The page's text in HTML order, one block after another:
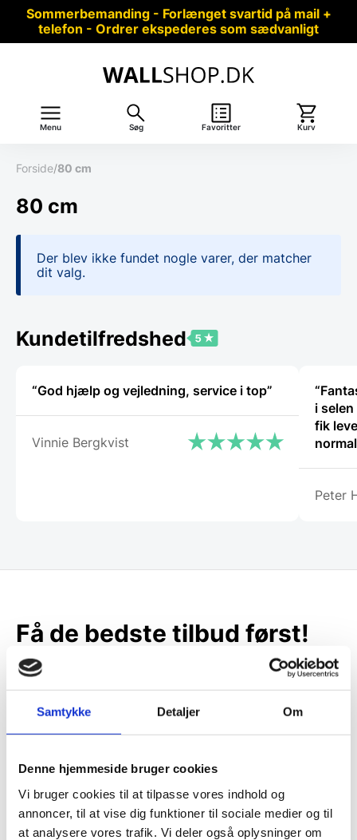
Samtykke Detaljer Om
Denne hjemmeside bruger cookies
Vi bruger cookies til at tilpasse vores indhold og
annoncer, til at vise dig funktioner til sociale medier og til
at analysere vores trafik. Vi deler også oplysninger om
Sommerbemanding - Forlænget svartid på mail +
telefon - Ordrer ekspederes som sædvanligt
Menu Søg Favoritter Kurv
Forside/80 cm
80 cm
Der blev ikke fundet nogle varer, der matcher
dit valg.
Kundetilfredshed
“God hjælp og vejledning, service i top”
Vinnie Bergkvist
i
fik
Peter
Få de bedste tilbud først!
Husk at tilmelde dig vores nyhedsbrev og vær først
til de bedste tilbud. Og bare rolig, vi spammer dig
ikke, men sender kun relevante tilbud og
informationer til dig.
Ja tak, tilmeld mig